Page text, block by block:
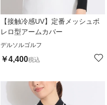
【接触冷感UV】定番メッシュボ
レロ型アームカバー
デルソルゴルフ
￥4,400税込